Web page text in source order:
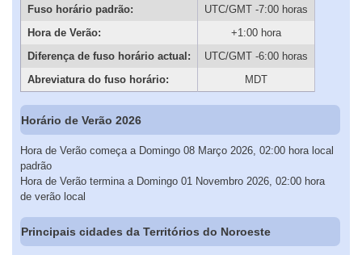
Fuso horário padrão:
UTC/GMT -7:00 horas
Hora de Verão:
+1:00 hora
Diferença de fuso horário actual:
UTC/GMT -6:00 horas
Abreviatura do fuso horário:
MDT
Horário de Verão 2026
Hora de Verão começa a Domingo 08 Março 2026, 02:00 hora local
padrão
Hora de Verão termina a Domingo 01 Novembro 2026, 02:00 hora
de verão local
Principais cidades da Territórios do Noroeste